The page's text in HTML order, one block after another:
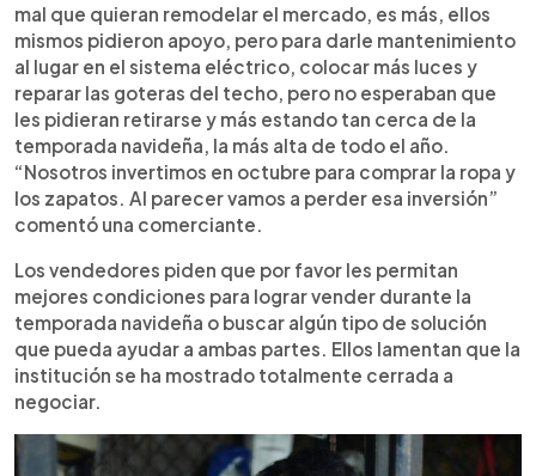
mal que quieran remodelar el mercado, es más, ellos
mismos pidieron apoyo, pero para darle mantenimiento
al lugar en el sistema eléctrico, colocar más luces y
reparar las goteras del techo, pero no esperaban que
les pidieran retirarse y más estando tan cerca de la
temporada navideña, la más alta de todo el año.
“Nosotros invertimos en octubre para comprar la ropa y
los zapatos. Al parecer vamos a perder esa inversión”
comentó una comerciante.
Los vendedores piden que por favor les permitan
mejores condiciones para lograr vender durante la
temporada navideña o buscar algún tipo de solución
que pueda ayudar a ambas partes. Ellos lamentan que la
institución se ha mostrado totalmente cerrada a
negociar.